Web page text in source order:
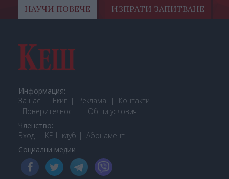
НАУЧИ ПОВЕЧЕ ИЗПРАТИ ЗАПИТВАНЕ
Информация:
За нас
Екип Реклама
Контакти
Поверителност
Общи условия
Членство:
Вход
КЕШ клуб Абонамент
Социални медии